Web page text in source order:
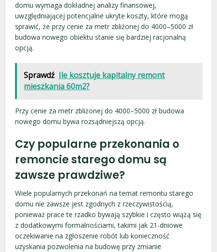
domu wymaga dokładnej analizy finansowej,
uwzględniającej potencjalne ukryte koszty, które mogą
sprawić, że przy cenie za metr zbliżonej do 4000–5000 zł
budowa nowego obiektu stanie się bardziej racjonalną
opcją.
Sprawdź Ile kosztuje kapitalny remont
mieszkania 60m2?
Przy cenie za metr zbliżonej do 4000–5000 zł budowa
nowego domu bywa rozsądniejszą opcją.
Czy popularne przekonania o
remoncie starego domu są
zawsze prawdziwe?
Wiele popularnych przekonań na temat remontu starego
domu nie zawsze jest zgodnych z rzeczywistością,
ponieważ prace te rzadko bywają szybkie i często wiążą się
z dodatkowymi formalnościami, takimi jak 21-dniowe
oczekiwanie na zgłoszenie robót lub konieczność
uzyskania pozwolenia na budowę przy zmianie